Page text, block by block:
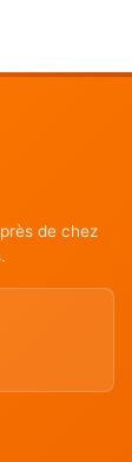
de chez